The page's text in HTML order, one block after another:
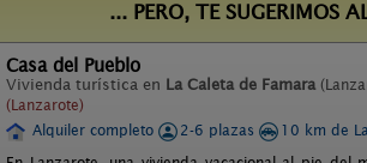
... PERO, TE SUGERIMOS
Casa del Pueblo
Vivienda turística en La Caleta de Famara
(Lanzarote)
Alquiler completo 2-6 plazas
10 km de